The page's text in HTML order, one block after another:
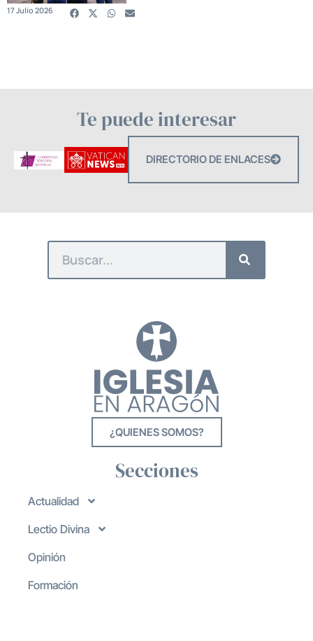
17 Julio 2026
Te puede interesar
DIRECTORIO DE ENLACES
¿QUIENES SOMOS?
Secciones
Actualidad
Lectio Divina
Opinión
Formación